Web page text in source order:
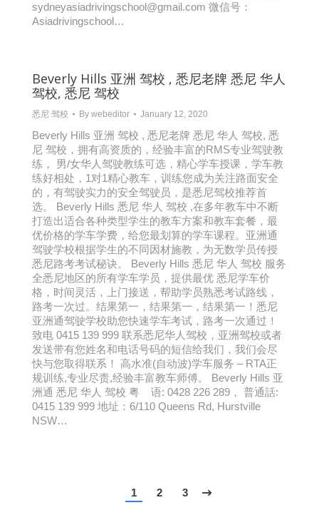
sydneyasiadrivingschool@gmail.com 微信号：
Asiadrivingschool…
Beverly Hills 亚洲 驾校 , 悉尼老牌 悉尼 华人
驾校, 悉尼 驾校
悉尼 驾校 By webeditor January 12, 2020
Beverly Hills 亚洲 驾校 , 悉尼老牌 悉尼 华人 驾校, 悉
尼 驾校，拥有高资质的，经验丰富的RMS专业驾驶教
练， 男/女华人驾驶教练可选，精心学车授课，学车教
练好相处，1对1精心教车，训练您成为关注路面安全
的，有驾驶实力的安全驾驶员，是悉尼驾校推荐首
选。 Beverly Hills 悉尼 华人 驾校 ,在多年教车中不断
打造出适合各种类型学生的教车方案和教车套餐，最
优价格的学车学费，给您最划算的学车课程。亚洲通
驾驶学校根据学生的不同因材施教，为无数学员传授
悉尼路考考试秘诀。 Beverly Hills 悉尼 华人 驾校 服务
全悉尼地区的所有学车学员，提供最优 悉尼学车价
格，时间灵活，上门接送，帮助学员熟悉考试路线，
路考一次过。结果第一，结果第一，结果第一！悉尼
亚洲通驾驶学校助您快速学车考试，路考一次通过！
致电 0415 139 999 联系悉尼华人驾校，亚洲驾校或者
发送带有您姓名和电话号码的短信给我们，我们会尽
快与您取得联系！ 高水准(自动波)学车服务 – RTA正
规训练,专业尽责,经验丰富教车师傅。 Beverly Hills 亚
洲通 悉尼 华人 驾校 粤 语: 0428 226 289， 普通話:
0415 139 999 地址：6/110 Queens Rd, Hurstville
NSW…
1 2 3